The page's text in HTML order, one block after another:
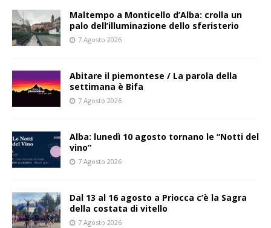
Maltempo a Monticello d’Alba: crolla un
palo dell’illuminazione dello sferisterio
7 Agosto 2026
Abitare il piemontese / La parola della
settimana è Bifa
7 Agosto 2026
Alba: lunedì 10 agosto tornano le “Notti del
vino”
7 Agosto 2026
Dal 13 al 16 agosto a Priocca c’è la Sagra
della costata di vitello
7 Agosto 2026